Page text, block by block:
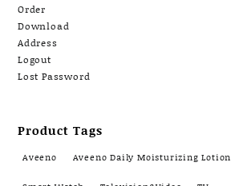
Order
Download
Address
Logout
Lost Password
Product Tags
Aveeno Aveeno Daily Moisturizing Lotion